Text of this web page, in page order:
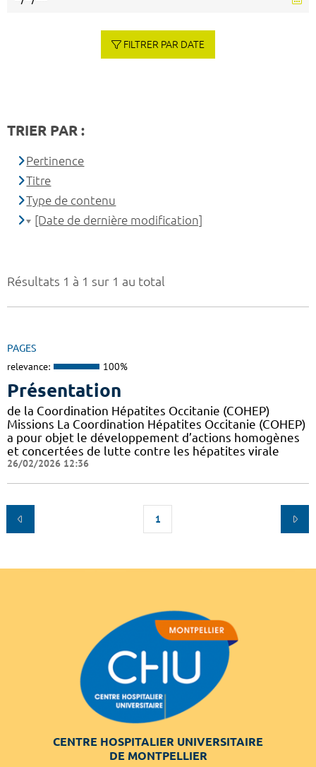
Résultats 1 à 1 sur 1 au total
PAGES
relevance: 100%
Présentation
de la Coordination Hépatites Occitanie (COHEP)
Missions La Coordination Hépatites Occitanie (COHEP)
a pour objet le développement d’actions homogènes
et concertées de lutte contre les hépatites virale
26/02/2026 12:36
1
FILTRER PAR DATE
TRIER PAR :
Pertinence
Titre
Type de contenu
[Date de dernière modification]
CENTRE HOSPITALIER UNIVERSITAIRE
DE MONTPELLIER